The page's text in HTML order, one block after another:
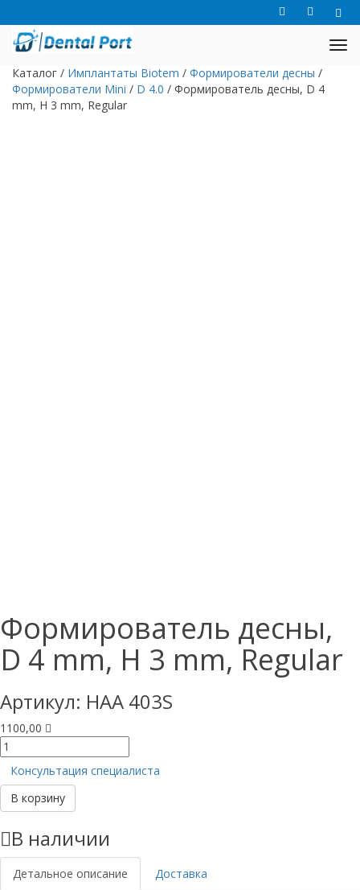
Каталог / Имплантаты Biotem / Формирователи десны /
Формирователи Mini / D 4.0 / Формирователь десны, D 4
mm, H 3 mm, Regular
Формирователь десны,
D 4 mm, H 3 mm, Regular
Артикул: HAA 403S
1100,00
Количество
товара
Формирователь
десны,
D
mm,
H
Консультация специалиста
В корзину
В наличии
Детальное описание Доставка